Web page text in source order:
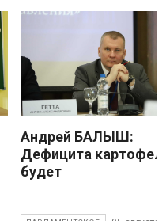
Андрей БАЛЫШ:
Дефицита
будет